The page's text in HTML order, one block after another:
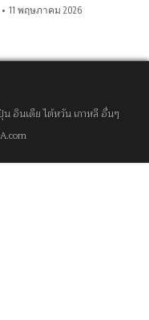
11 พฤษภาคม 2026
อินเดีย ไต้หวัน เกาหลี อื่นๆ